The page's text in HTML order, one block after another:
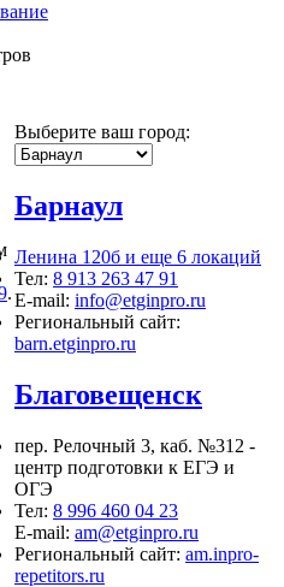
.
Выберите ваш город:
Барнаул
Ленина 120б и еще 6 локаций
Тел: 8 913 263 47 91
E-mail: info@etginpro.ru
Региональный сайт:
barn.etginpro.ru
Благовещенск
пер. Релочный 3, каб. №312 -
центр подготовки к ЕГЭ и
ОГЭ
Тел: 8 996 460 04 23
E-mail: am@etginpro.ru
Региональный сайт: am.inpro-
repetitors.ru